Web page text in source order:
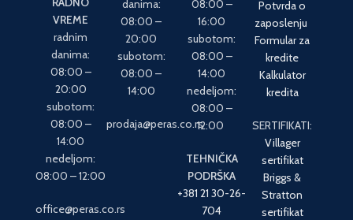
VREME
radnim
danima:
08:00 –
20:00
subotom:
08:00 –
14:00
nedeljom:
08:00 – 12:00
office@peras.co.rs
danima:
08:00 –
20:00
subotom:
08:00 –
14:00
prodaja@peras.co.rs
08:00 –
16:00
subotom:
08:00 –
14:00
nedeljom:
08:00 –
12:00
TEHNIČKA
PODRŠKA
+381 21 30-26-
704
Potvrda o
zaposlenju
Formular za
kredite
Kalkulator
kredita
SERTIFIKATI:
Villager
sertifikat
Briggs &
Stratton
sertifikat